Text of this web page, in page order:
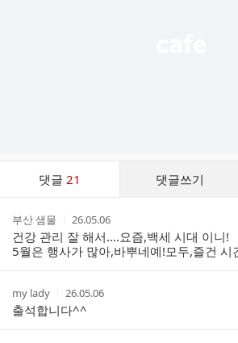
댓글21 댓글쓰기
트
작
성
자
부산 샘물
작
성
시
간
26.05.06
건강 관리 잘 해서....요즘,백세 시대 이니!
5월은 행사가 많아,바뿌네예!모두,즐건
작
성
자
my lady
작
성
시
간
26.05.06
출석합니다^^